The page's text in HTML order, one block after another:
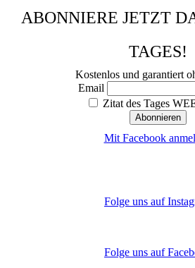
ABONNIERE JETZT
TAGES!
Kostenlos und garantiert
Email
Zitat des Tages
Mit Facebook
Folge uns auf
Folge uns auf